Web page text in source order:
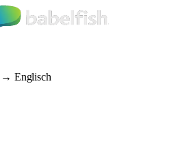
→ Englisch